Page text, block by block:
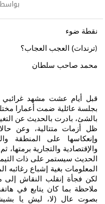
نقطة ضوء
(ترندات) العجب العجاب؟
محمد صاحب سلطان
قبل أيام عشت مشهد غرائبي
بجلسة عائلية ضمت أعمارا
بالشئ، بادرت بالحديث عن
ظل أزمات متتالية، وعن
وإنعكاسها على المنطقة
والإقتصادية والتجارية
الحديث سيستمر على ذات
المعلومات بغية إشباع
لكن فجأة إنقلب النقاش إلى
ملاحظة بما كان يتابع في
بصوت عال (لا، ليش يا